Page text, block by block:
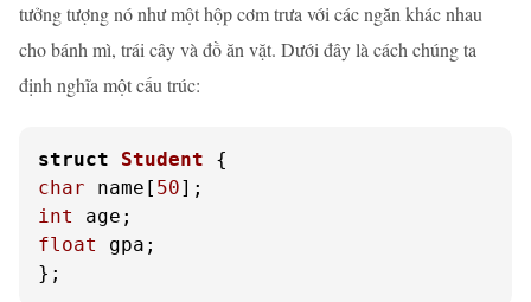
tưởng tượng nó như một hộp cơm trưa với các ngăn khác nhau
cho bánh mì, trái cây và đồ ăn vặt. Dưới đây là cách chúng ta
định nghĩa một cấu trúc:
struct Student {
char name[ 50
int
float
gpa;
};